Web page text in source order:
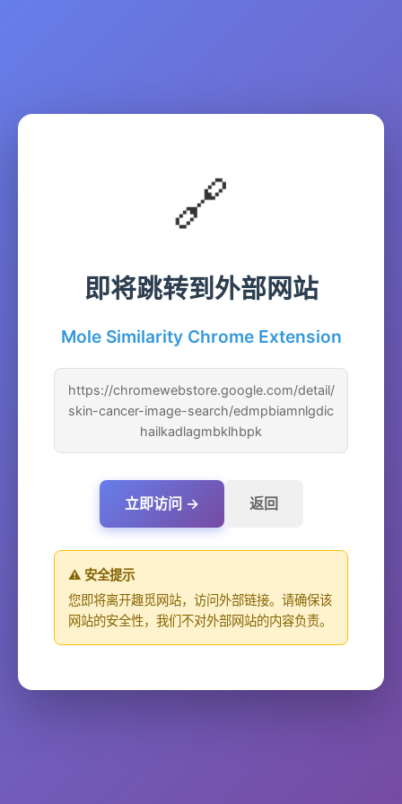
🔗
即将跳转到外部网站
Mole Similarity Chrome Extension
https://chromewebstore.google.com/detail/
skin-cancer-image-search/edmpbiamnlgdic
hailkadlagmbklhbpk
立即访问 → 返回
⚠️ 安全提示
您即将离开趣觅网站，访问外部链接。请确保该
网站的安全性，我们不对外部网站的内容负责。